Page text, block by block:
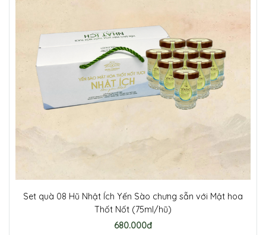
Set quà 08 Hũ Nhật Ích Yến Sào chưng sẵn với Mật hoa
Thốt Nốt (75ml/hũ)
680.000đ